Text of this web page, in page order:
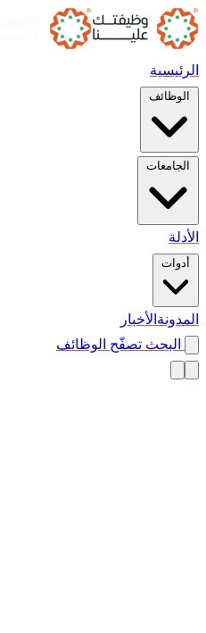
الرئيسية
الوظائف
الجامعات
الأدلة
أدوات
المدونة الأخبار
البحث تصفّح الوظائف